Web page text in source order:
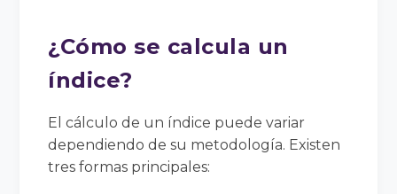
¿Cómo se calcula un
índice?
El cálculo de un índice puede variar
dependiendo de su metodología. Existen
tres formas principales: